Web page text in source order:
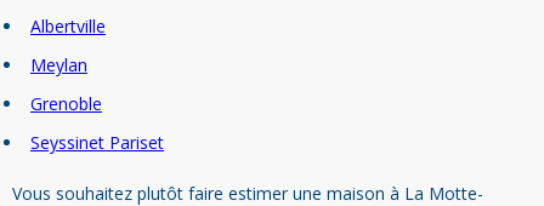
Albertville
Meylan
Grenoble
Seyssinet Pariset
Vous souhaitez plutôt faire estimer une maison à La Motte-